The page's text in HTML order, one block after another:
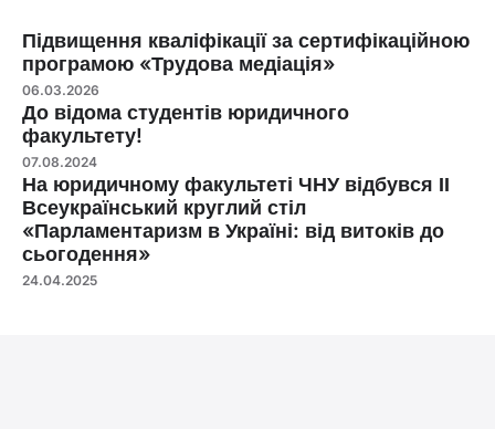
Підвищення кваліфікації за сертифікаційною
програмою «Трудова медіація»
06.03.2026
До відома студентів юридичного
факультету!
07.08.2024
На юридичному факультеті ЧНУ відбувся ІІ
Всеукраїнський круглий стіл
«Парламентаризм в Україні: від витоків до
сьогодення»
24.04.2025